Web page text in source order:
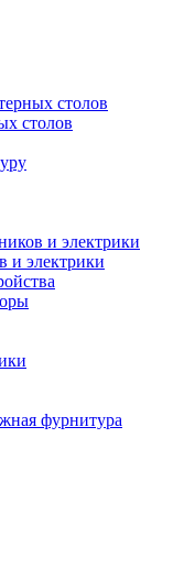
столов
и электрики
фурнитура